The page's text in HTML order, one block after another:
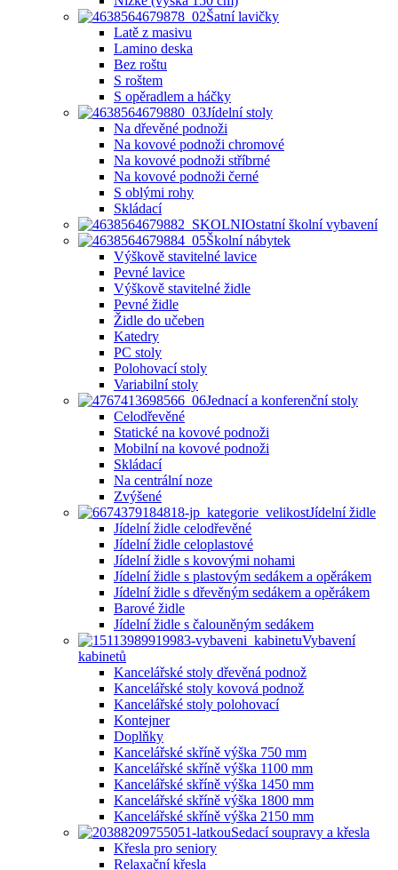
Šatní lavičky
Latě z masivu
Lamino deska
Bez roštu
S roštem
S opěradlem a háčky
Jídelní stoly
Na dřevěné podnoži
Na kovové podnoži chromové
Na kovové podnoži stříbrné
Na kovové podnoži černé
S oblými rohy
Skládací
Ostatní školní vybavení
Školní nábytek
Výškově stavitelné lavice
Pevné lavice
Výškově stavitelné židle
Pevné židle
Židle do učeben
Katedry
PC stoly
Polohovací stoly
Variabilní stoly
Jednací a konferenční stoly
Celodřevěné
Statické na kovové podnoži
Mobilní na kovové podnoži
Skládací
Na centrální noze
Zvýšené
Jídelní židle
Jídelní židle celodřevěné
Jídelní židle celoplastové
Jídelní židle s kovovými nohami
Jídelní židle s plastovým sedákem a opěrákem
Jídelní židle s dřevěným sedákem a opěrákem
Barové židle
Jídelní židle s čalouněným sedákem
Vybavení
kabinetů
Kancelářské stoly dřevěná podnož
Kancelářské stoly kovová podnož
Kancelářské stoly polohovací
Kontejner
Doplňky
Kancelářské skříně výška 750 mm
Kancelářské skříně výška 1100 mm
Kancelářské skříně výška 1450 mm
Kancelářské skříně výška 1800 mm
Kancelářské skříně výška 2150 mm
Sedací soupravy a křesla
Křesla pro seniory
Relaxační křesla